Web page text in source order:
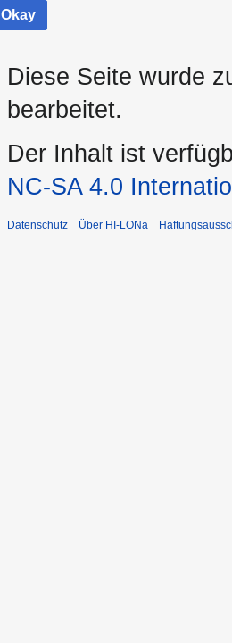
Okay
Diese Seite wurde
bearbeitet.
Der Inhalt ist
NC-SA 4.0
Datenschutz Über HI-LONa